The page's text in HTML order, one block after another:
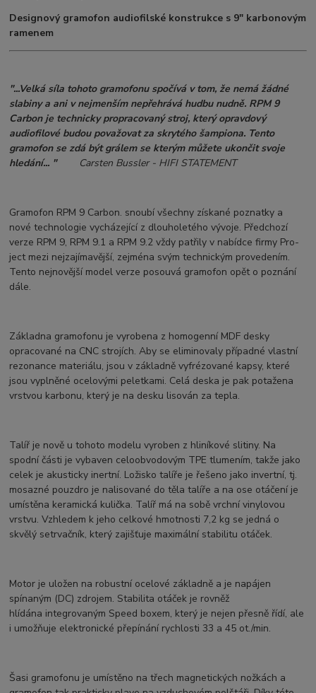
Designový gramofon audiofilské konstrukce s 9" karbonovým
ramenem
"...Velká síla tohoto gramofonu spočívá v tom, že nemá žádné
slabiny a ani v nejmenším nepřehrává hudbu nudně. RPM 9
Carbon je technicky propracovaný stroj, který opravdový
audiofilové budou považovat za skrytého šampiona. Tento
gramofon se zdá být grálem se kterým můžete ukončit svoje
hledání... "
Carsten Bussler - HIFI STATEMENT
Gramofon RPM 9 Carbon. snoubí všechny získané poznatky a
nové technologie vycházející z dlouholetého vývoje. Předchozí
verze RPM 9, RPM 9.1 a RPM 9.2 vždy patřily v nabídce firmy Pro-
ject mezi nejzajímavější, zejména svým technickým provedením.
Tento nejnovější model verze posouvá gramofon opět o poznání
dále.
Základna gramofonu je vyrobena z homogenní MDF desky
opracované na CNC strojích. Aby se eliminovaly případné vlastní
rezonance materiálu, jsou v základně vyfrézované kapsy, které
jsou vyplněné ocelovými peletkami. Celá deska je pak potažena
vrstvou karbonu, který je na desku lisován za tepla.
Talíř je nově u tohoto modelu vyroben z hliníkové slitiny. Na
spodní části je vybaven celoobvodovým TPE tlumením, takže jako
celek je akusticky inertní. Ložisko talíře je řešeno jako invertní, tj.
mosazné pouzdro je nalisované do těla talíře a na ose otáčení je
umístěna keramická kulička. Talíř má na sobě vrchní vinylovou
vrstvu. Vzhledem k jeho celkové hmotnosti 7,2 kg se jedná o
skvělý setrvačník, který zajišťuje maximální stabilitu otáček.
Motor je uložen na robustní ocelové základně a je napájen
spínaným (DC) zdrojem. Stabilita otáček je rovněž
hlídána integrovaným Speed boxem, který je nejen přesně řídí, ale
i umožňuje elektronické přepínání rychlosti 33 a 45 ot./min.
Šasi gramofonu je umístěno na třech magnetických nožkách a